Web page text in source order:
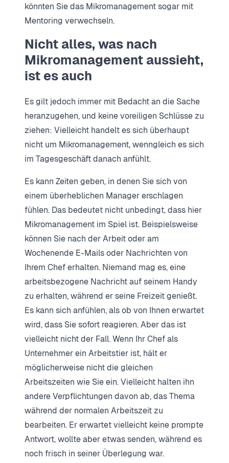
könnten Sie das Mikromanagement sogar mit
Mentoring verwechseln.
Nicht alles, was nach
Mikromanagement aussieht,
ist es auch
Es gilt jedoch immer mit Bedacht an die Sache
heranzugehen, und keine voreiligen Schlüsse zu
ziehen: Vielleicht handelt es sich überhaupt
nicht um Mikromanagement, wenngleich es sich
im Tagesgeschäft danach anfühlt.
Es kann Zeiten geben, in denen Sie sich von
einem überheblichen Manager erschlagen
fühlen. Das bedeutet nicht unbedingt, dass hier
Mikromanagement im Spiel ist. Beispielsweise
können Sie nach der Arbeit oder am
Wochenende E-Mails oder Nachrichten von
Ihrem Chef erhalten. Niemand mag es, eine
arbeitsbezogene Nachricht auf seinem Handy
zu erhalten, während er seine Freizeit genießt.
Es kann sich anfühlen, als ob von Ihnen erwartet
wird, dass Sie sofort reagieren. Aber das ist
vielleicht nicht der Fall. Wenn Ihr Chef als
Unternehmer ein Arbeitstier ist, hält er
möglicherweise nicht die gleichen
Arbeitszeiten wie Sie ein. Vielleicht halten ihn
andere Verpflichtungen davon ab, das Thema
während der normalen Arbeitszeit zu
bearbeiten. Er erwartet vielleicht keine prompte
Antwort, wollte aber etwas senden, während es
noch frisch in seiner Überlegung war.